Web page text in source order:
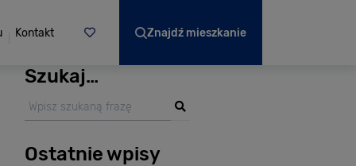
Kontakt Znajdź mieszkanie
Szukaj…
Ostatnie wpisy